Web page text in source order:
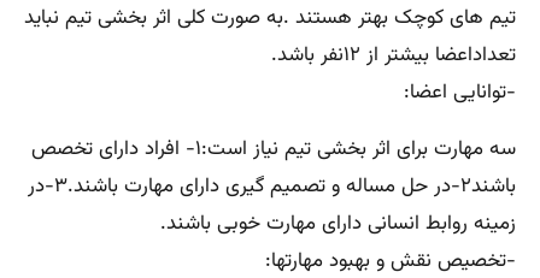
تیم های کوچک بهتر هستند .به صورت کلی اثر بخشی تیم نباید
تعداداعضا بیشتر از ۱۲نفر باشد.
-توانایی اعضا:
سه مهارت برای اثر بخشی تیم نیاز است:۱- افراد دارای تخصص
باشند۲-در حل مساله و تصمیم گیری دارای مهارت باشند.۳-در
زمینه روابط انسانی دارای مهارت خوبی باشند.
-تخصیص نقش و بهبود مهارتها: